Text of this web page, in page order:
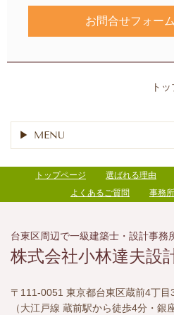
お問合せフォー
ト
MENU
トップページ 選ばれる理由
よくあるご質問
事務
台東区周辺で一級建築士・設計事務
株式会社小林達夫設
〒111-0051 東京都台東区蔵前4丁
（大江戸線 蔵前駅から徒歩4分・銀